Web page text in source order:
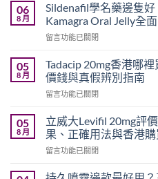
效
而
鋼
必
利
勁
怎
選？
2026
效
06
8 月
Sildenafil學名藥邊隻
Kamagra Oral Jelly全
在
學
名
藥
邊
好？
Cenforce-
100、
Kamagra
留言功能已關閉
05
8 月
Tadacip 20mg香港哪
價錢與真假辨別指南
在
20mg
香
港
哪
買？
留言功能已關閉
05
8 月
立威大Levifil 20mg評
果、正確用法與香港
在
威
留言功能已關閉